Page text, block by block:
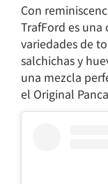
Con
TrafFord es una
variedades de
salchichas y
una mezcla
el Original